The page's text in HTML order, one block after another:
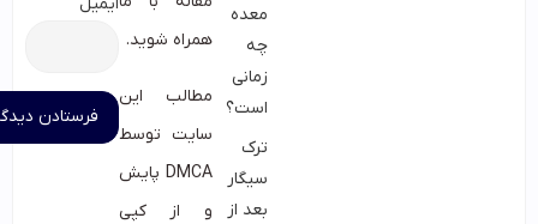
معده
زمانی
است؟
سیگار
بعد از
همراه شوید.
مطالب این
سایت توسط
DMCA پایش
و از کپی